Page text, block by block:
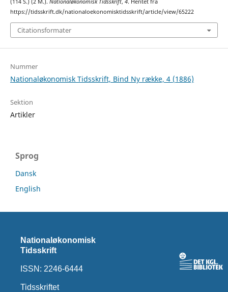
(114 S.) (2 M.). Nationaløkonomisk Tidsskrift, 4. Hentet fra
https://tidsskrift.dk/nationaloekonomisktidsskrift/article/view/65222
Citationsformater
Nummer
Nationaløkonomisk Tidsskrift, Bind Ny række, 4 (1886)
Sektion
Artikler
Sprog
Dansk
English
Nationaløkonomisk
Tidsskrift
ISSN: 2246-6444
Tidsskriftet